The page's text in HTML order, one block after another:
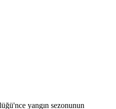
yangın sezonunun